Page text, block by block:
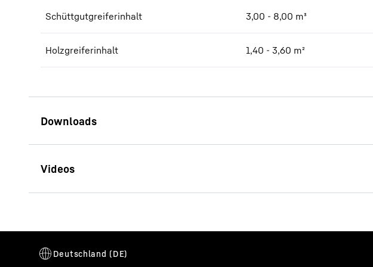
Schüttgutgreiferinhalt 3,00 - 8,00 m³
Holzgreiferinhalt 1,40 - 3,60 m²